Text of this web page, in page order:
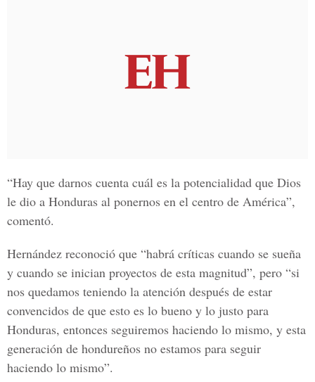
“Hay que darnos cuenta cuál es la potencialidad que Dios
le dio a Honduras al ponernos en el centro de América”,
comentó.
Hernández reconoció que “habrá críticas cuando se sueña
y cuando se inician proyectos de esta magnitud”, pero “si
nos quedamos teniendo la atención después de estar
convencidos de que esto es lo bueno y lo justo para
Honduras, entonces seguiremos haciendo lo mismo, y esta
generación de hondureños no estamos para seguir
haciendo lo mismo”.